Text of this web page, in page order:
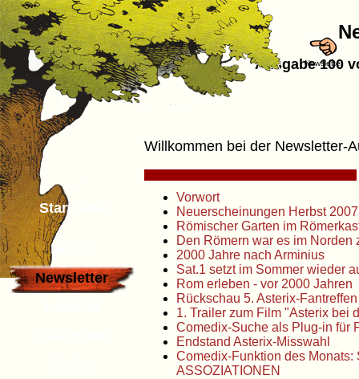
Newsletter
Ausgabe 100
Startseite
Neues
Newsletter
Willkommen bei der Newsletter-
Vorwort
Neuerscheinungen Herbst
Römischer Garten im
Den Römern war es im Norden
2000 Jahre nach Arminius
Sat.1 setzt im Sommer wieder
Rom erleben - vor 2000 Jahren
Rückschau 5. Asterix-
1. Trailer zum Film "Asterix bei
Comedix-Suche als Plug-in für
Endstand Asterix-Misswahl
Comedix-Funktion des
ASSOZIATIONEN